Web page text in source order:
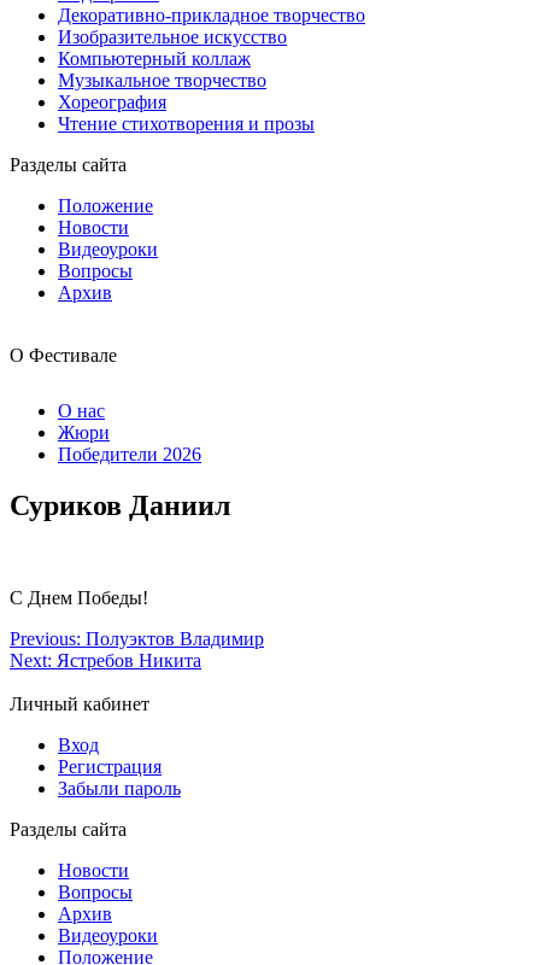
Декоративно-прикладное творчество
Изобразительное искусство
Компьютерный коллаж
Музыкальное творчество
Хореография
Чтение стихотворения и прозы
Разделы сайта
Положение
Новости
Видеоуроки
Вопросы
Архив
О Фестивале
О нас
Жюри
Победители 2026
Суриков Даниил
С Днем Победы!
Previous: Полуэктов Владимир
Next: Ястребов Никита
Личный кабинет
Вход
Регистрация
Забыли пароль
Разделы сайта
Новости
Вопросы
Архив
Видеоуроки
Положение